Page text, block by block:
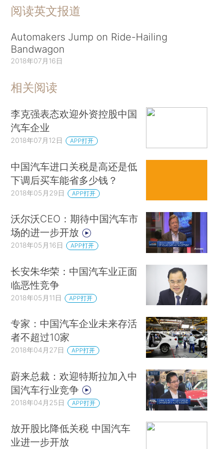
阅读英文报道
Automakers Jump on Ride-Hailing
Bandwagon
2018年07月16日
相关阅读
李克强表态欢迎外资控股中国
汽车企业
2018年07月12日 APP打开
中国汽车进口关税是高还是低
下调后买车能省多少钱？
2018年05月29日 APP打开
沃尔沃CEO：期待中国汽车市
场的进一步开放
2018年05月16日 APP打开
长安朱华荣：中国汽车业正面
临恶性竞争
2018年05月11日 APP打开
专家：中国汽车企业未来存活
者不超过10家
2018年04月27日 APP打开
蔚来总裁：欢迎特斯拉加入中
国汽车行业竞争
2018年04月25日 APP打开
放开股比降低关税 中国汽车
业进一步开放